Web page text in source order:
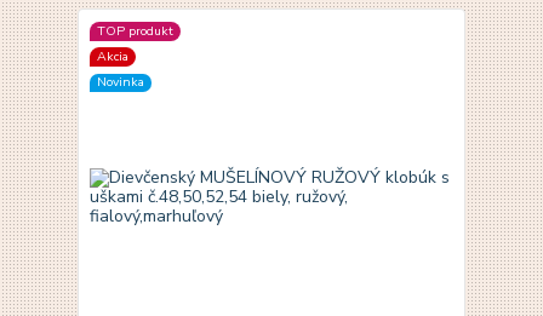
TOP produkt
Akcia
Novinka